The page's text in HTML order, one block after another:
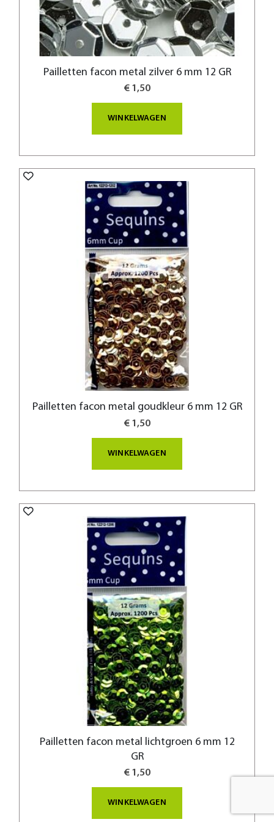
Pailletten facon metal zilver 6 mm 12 GR
€ 1,50
WINKELWAGEN
Pailletten facon metal goudkleur 6 mm 12 GR
€ 1,50
WINKELWAGEN
Pailletten facon metal lichtgroen 6 mm 12
GR
€ 1,50
WINKELWAGEN